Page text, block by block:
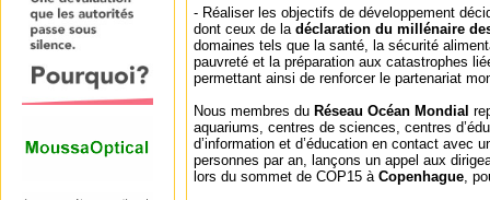
- Réaliser les objectifs de développement
dont ceux de la déclaration du millénaire
domaines tels que la santé, la sécurité
pauvreté et la préparation aux catastrophes
permettant ainsi de renforcer le partenariat
Nous membres du Réseau Océan Mondial
aquariums, centres de sciences, centres
d’information et d’éducation en contact avec
personnes par an, lançons un appel aux
lors du sommet de COP15 à Copenhague,